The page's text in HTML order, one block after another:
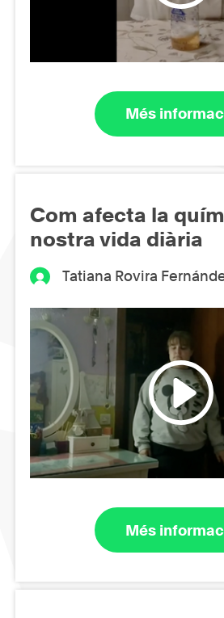
Més
Com afecta la
nostra vida diària
Tatiana Rovira
Més